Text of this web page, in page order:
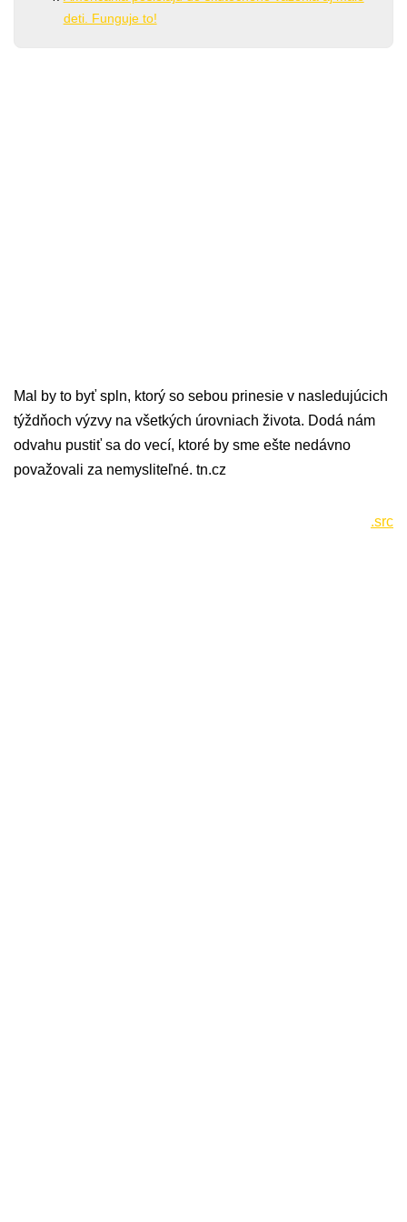
deti. Funguje to!
Mal by to byť spln, ktorý so sebou prinesie v nasledujúcich
týždňoch výzvy na všetkých úrovniach života. Dodá nám
odvahu pustiť sa do vecí, ktoré by sme ešte nedávno
považovali za nemysliteľné. tn.cz
.src